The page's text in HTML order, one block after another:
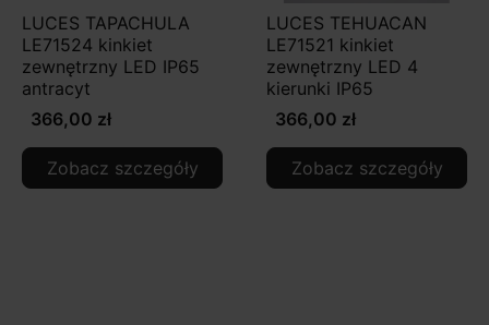
LUCES TAPACHULA
LE71524 kinkiet
zewnętrzny LED IP65
antracyt
366,00 zł
Zobacz szczegóły
LUCES TEHUACAN
LE71521 kinkiet
zewnętrzny LED 4
kierunki IP65
366,00 zł
Zobacz szczegóły